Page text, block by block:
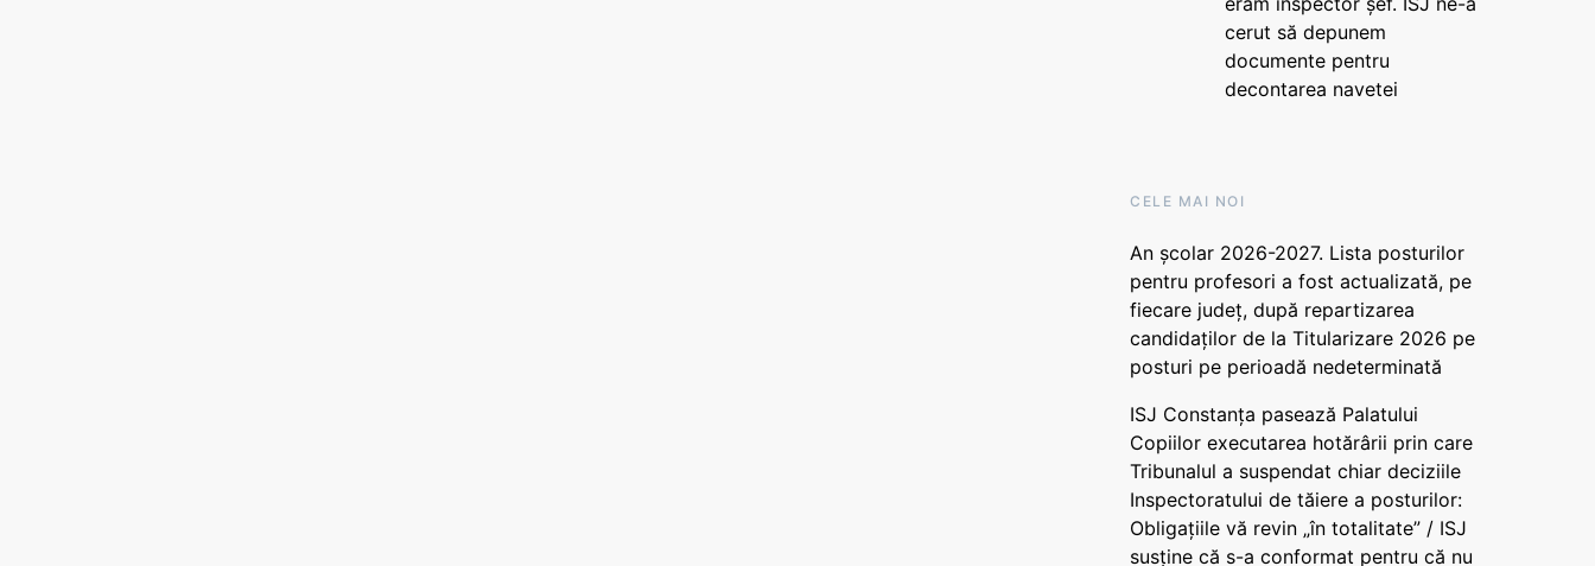
cerut să depunem
documente pentru
decontarea navetei
CELE MAI NOI
An școlar 2026-2027. Lista posturilor
pentru profesori a fost actualizată, pe
fiecare județ, după repartizarea
candidaților de la Titularizare 2026 pe
posturi pe perioadă nedeterminată
ISJ Constanța pasează Palatului
Copiilor executarea hotărârii prin care
Tribunalul a suspendat chiar deciziile
Inspectoratului de tăiere a posturilor:
Obligațiile vă revin „în totalitate” / ISJ
susține că s-a conformat pentru că nu